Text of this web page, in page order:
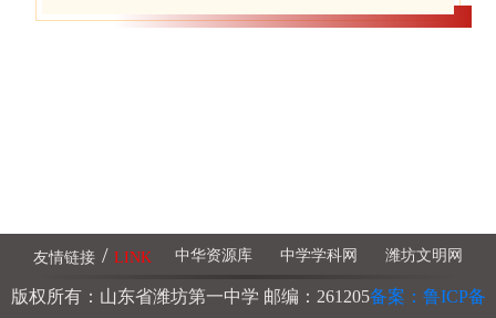
友情链接 / LINK 中华资源库 中学学科网 潍坊文明网
版权所有：山东省潍坊第一中学 邮编：261205备案：鲁ICP备